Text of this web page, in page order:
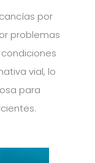
por
problemas
vial, lo
para